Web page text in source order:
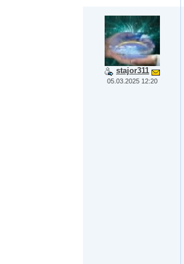
stajor311
05.03.2025 12:20